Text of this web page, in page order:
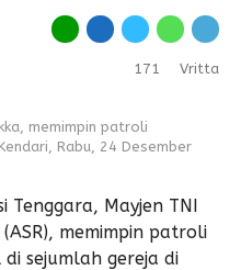
171 Vritta
memimpin patroli
Rabu, 24 Desember
Tenggara, Mayjen TNI
memimpin patroli
sejumlah gereja di